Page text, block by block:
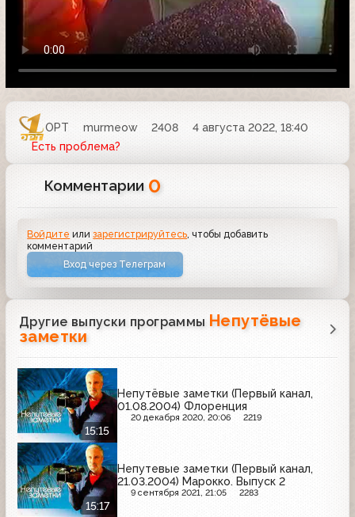
ОРТ murmeow 2408
4 августа 2022, 18:40
Есть проблема?
Комментарии 0
Войдите илизарегистрируйтесь, чтобы добавить
комментарий
Вход через Телеграм
Другие выпуски программы Непутёвые
заметки
15:15
Непутёвые заметки (Первый канал,
01.08.2004) Флоренция
20 декабря 2020, 20:06 2219
15:17
Непутевые заметки (Первый канал,
21.03.2004) Марокко. Выпуск 2
9 сентября 2021, 21:05 2283